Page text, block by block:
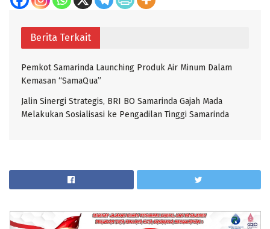
Berita Terkait
Pemkot Samarinda Launching Produk Air Minum Dalam
Kemasan “SamaQua”
Jalin Sinergi Strategis, BRI BO Samarinda Gajah Mada
Melakukan Sosialisasi ke Pengadilan Tinggi Samarinda